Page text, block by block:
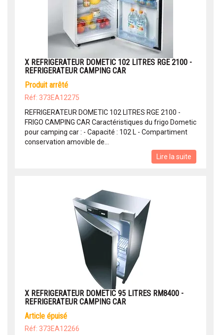
X REFRIGERATEUR DOMETIC 102 LITRES RGE 2100 -
REFRIGERATEUR CAMPING CAR
produit arrêté
Réf: 373EA12275
REFRIGERATEUR DOMETIC 102 LITRES RGE 2100 -
FRIGO CAMPING CAR Caractéristiques du frigo Dometic
pour camping car : - Capacité : 102 L - Compartiment
conservation amovible de...
Lire la suite
X REFRIGERATEUR DOMETIC 95 LITRES RM8400 -
REFRIGERATEUR CAMPING CAR
article épuisé
Réf: 373EA12266